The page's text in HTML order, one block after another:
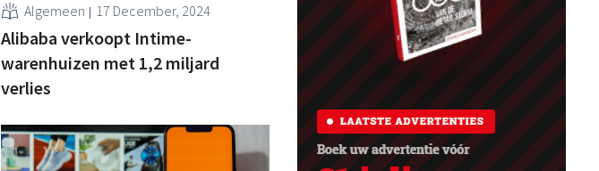
Algemeen 17 December, 2024
Alibaba verkoopt Intime-
warenhuizen met 1,2 miljard
verlies